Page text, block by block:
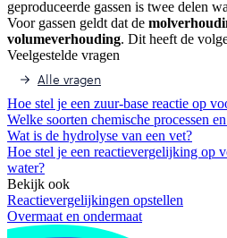
geproduceerde gassen is twee delen
Voor gassen geldt dat de
volumeverhouding. Dit heeft de
Veelgestelde vragen
Alle vragen
Hoe stel je een zuur-base reactie op
Welke soorten chemische processen
Wat is de hydrolyse van een vet?
Hoe stel je een reactievergelijking op
water?
Bekijk ook
Reactievergelijkingen opstellen
Overmaat en ondermaat